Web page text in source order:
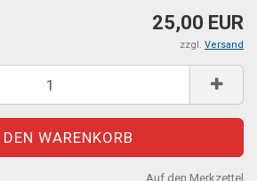
25,00 EUR
zzgl. Versand
Auf den Merkzettel